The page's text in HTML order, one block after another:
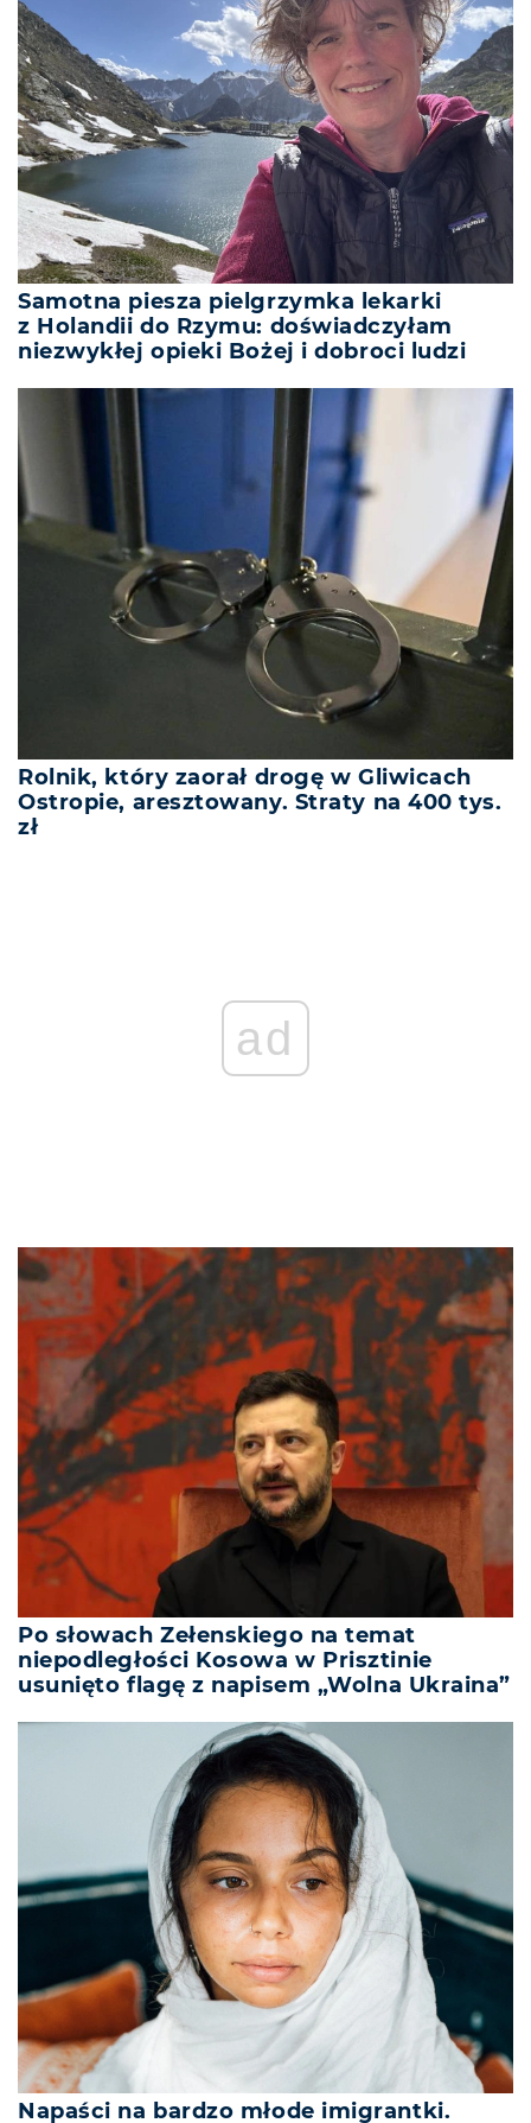
Samotna piesza pielgrzymka lekarki
z Holandii do Rzymu: doświadczyłam
niezwykłej opieki Bożej i dobroci ludzi
Rolnik, który zaorał drogę w Gliwicach
Ostropie, aresztowany. Straty na 400 tys.
zł
ad
Po słowach Zełenskiego na temat
niepodległości Kosowa w Prisztinie
usunięto flagę z napisem „Wolna Ukraina”
Napaści na bardzo młode imigrantki.